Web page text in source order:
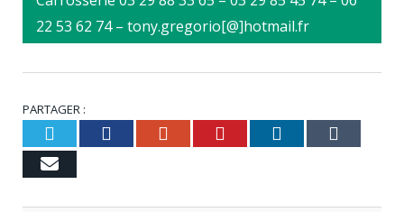
22 53 62 74 – tony.gregorio[@]hotmail.fr
PARTAGER :
TwitterFacebookGoogle+Pinterest
LinkedIn
Email